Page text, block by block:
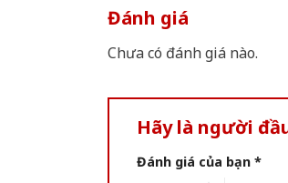
Đánh giá
Chưa có đánh giá nào.
Hãy là người
Đánh giá của bạn *